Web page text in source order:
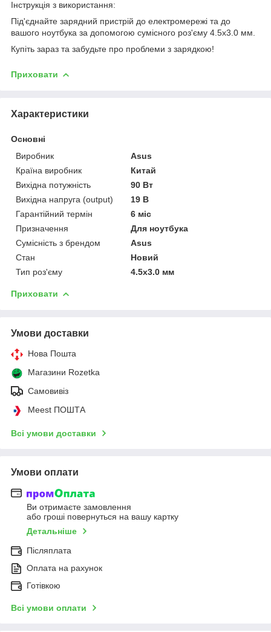
Інструкція з використання:
Під'єднайте зарядний пристрій до електромережі та до
вашого ноутбука за допомогою сумісного роз'єму 4.5x3.0 мм.
Купіть зараз та забудьте про проблеми з зарядкою!
Приховати
Характеристики
Основні
Виробник
Asus
Країна виробник
Китай
Вихідна потужність
90 Вт
Вихідна напруга (output)
19 В
Гарантійний термін
6 міс
Призначення
Для ноутбука
Сумісність з брендом
Asus
Стан
Новий
Тип роз'єму
4.5x3.0 мм
Приховати
Умови доставки
Нова Пошта
Магазини Rozetka
Самовивіз
Meest ПОШТА
Всі умови доставки
Умови оплати
Ви отримаєте замовлення
або гроші повернуться на вашу картку
Детальніше
Післяплата
Оплата на рахунок
Готівкою
Всі умови оплати